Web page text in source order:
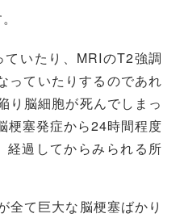
いたり、MRIのT2強調
っていたりするのであれ
り脳細胞が死んでしまっ
梗塞発症から24時間程度
経過してからみられる所
全て巨大な脳梗塞ばかり